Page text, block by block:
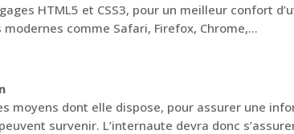
HTML5 et CSS3, pour un meilleur confort
comme Safari, Firefox, Chrome,…
moyens dont elle dispose, pour assurer une
survenir. L’internaute devra donc